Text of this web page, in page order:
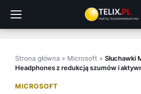
treści
Strona główna » Microsoft » Słuchawki
Headphones z redukcją szumów i
MICROSOFT